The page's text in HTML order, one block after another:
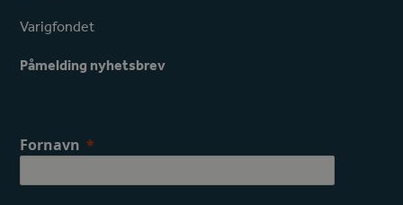
e
o
o
t
a
g
r
Varigfondet
Påmelding nyhetsbrev
Fornavn